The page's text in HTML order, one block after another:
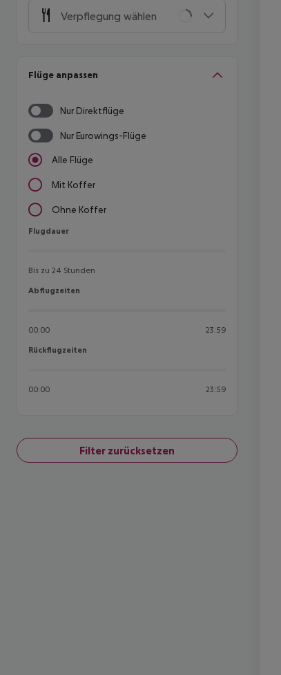
Verpflegung wählen
Flüge anpassen
Nur Direktflüge
Nur Eurowings-Flüge
Alle Flüge
Mit Koffer
Ohne Koffer
Flugdauer
Flugdauer
Bis zu 24 Stunden
Abflugzeiten
Abflugzeiten
00:00 23:59
Rückflugzeiten
Rückflugzeiten
00:00 23:59
Filter zurücksetzen